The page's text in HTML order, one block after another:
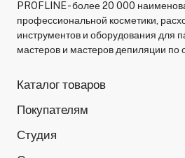
PROFLINE - более 20 000
профессиональной косметики,
инструментов и оборудования для
мастеров и мастеров депиляции по
Каталог товаров
Покупателям
Студия